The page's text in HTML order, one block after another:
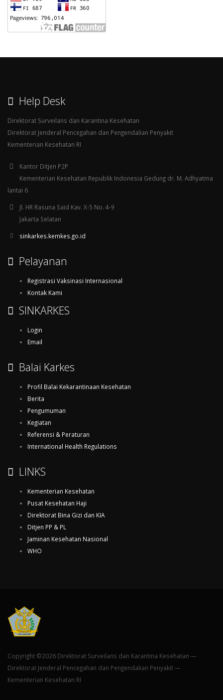
Help Desk
Direktorat Surveilans dan Karantina Kesehatan
Direktorat Jenderal Pencegahan dan Pengendalian Penyakit
Kementerian Kesehatan RI
Kantor Ditjen P2P
Kementerian Kesehatan Republik Indonesia Gedung dr. M. Adhyatma
lantai 6
Jl. HR Rasuna Said Kav. X-5 No. 4-9
Jakarta Selatan
sinkarkes.kemkes.go.id
Pelayanan
Registrasi Vaksinasi Internasional
Kontak Kami
SINKARKES
Login
Email
Balai Karkes
Profil Balai Kekarantinaan Kesehatan
Berita
Pengumuman
Kegiatan
Referensi & Peraturan
International Health Regulations
LINKS
Kementerian Kesehatan
Pusat Kesehatan Haji
Direktorat Bina Gizi dan KIA
Ditjen PP & PL
Jaminan Kesehatan Nasional
WHO
Copyright ©2026 Direktorat Surveilans dan Karantina Kesehatan —
Direktorat Jenderal Pencegahan dan Pengendalian Penyakit —
Kementerian Kesehatan RI